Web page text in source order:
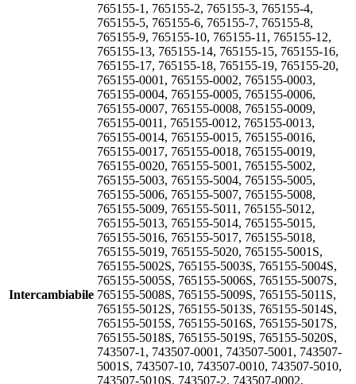
Intercambiabile
765155-1, 765155-2, 765155-3, 765155-4,
765155-5, 765155-6, 765155-7, 765155-8,
765155-9, 765155-10, 765155-11, 765155-12,
765155-13, 765155-14, 765155-15, 765155-16,
765155-17, 765155-18, 765155-19, 765155-20,
765155-0001, 765155-0002, 765155-0003,
765155-0004, 765155-0005, 765155-0006,
765155-0007, 765155-0008, 765155-0009,
765155-0011, 765155-0012, 765155-0013,
765155-0014, 765155-0015, 765155-0016,
765155-0017, 765155-0018, 765155-0019,
765155-0020, 765155-5001, 765155-5002,
765155-5003, 765155-5004, 765155-5005,
765155-5006, 765155-5007, 765155-5008,
765155-5009, 765155-5011, 765155-5012,
765155-5013, 765155-5014, 765155-5015,
765155-5016, 765155-5017, 765155-5018,
765155-5019, 765155-5020, 765155-5001S,
765155-5002S, 765155-5003S, 765155-5004S,
765155-5005S, 765155-5006S, 765155-5007S,
765155-5008S, 765155-5009S, 765155-5011S,
765155-5012S, 765155-5013S, 765155-5014S,
765155-5015S, 765155-5016S, 765155-5017S,
765155-5018S, 765155-5019S, 765155-5020S,
743507-1, 743507-0001, 743507-5001, 743507-
5001S, 743507-10, 743507-0010, 743507-5010,
743507-5010S, 743507-2, 743507-0002,